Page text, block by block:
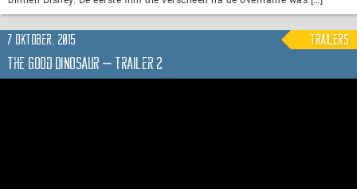
7 oktober, 2015 trailers
The Good Dinosaur – Trailer 2